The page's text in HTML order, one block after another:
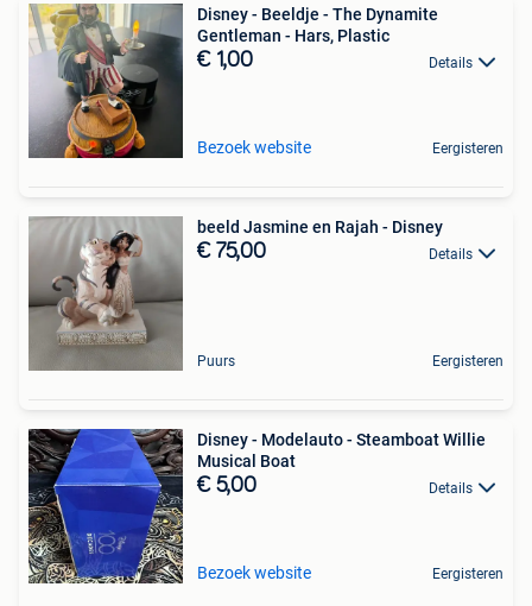
Disney - Beeldje - The Dynamite
Gentleman - Hars, Plastic
€ 1,00 Details
Bezoek website Eergisteren
beeld Jasmine en Rajah - Disney
€ 75,00 Details
Puurs Eergisteren
Disney - Modelauto - Steamboat Willie
Musical Boat
€ 5,00 Details
Bezoek website Eergisteren